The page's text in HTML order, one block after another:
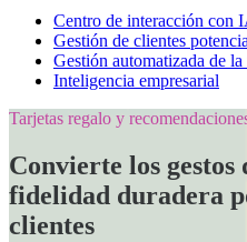
Centro de interacción
Gestión de clientes
Gestión automatizada de
Inteligencia empresarial
Tarjetas regalo y
Convierte los gestos
fidelidad duradera
clientes